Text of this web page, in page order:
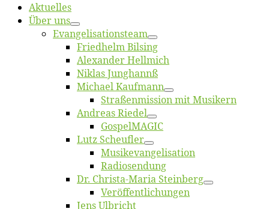
Ak­tu­el­les
Über uns
Evangelisa­tions­team
Fried­helm Bilsing
Alex­an­der Hellmich
Ni­klas Junghannß
Mi­cha­el Kaufmann
Straßenmis­sion mit Musikern
An­dre­as Riedel
Gos­pel­MA­GIC
Lutz Scheuf­ler
Musikevan­ge­li­sa­tion
Ra­dio­sen­dung
Dr. Chris­­ta-Ma­ria Steinberg
Ver­öf­fent­li­chun­gen
Jens Ulb­richt